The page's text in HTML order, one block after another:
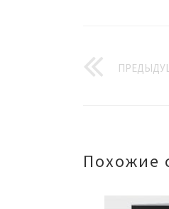
Похожие